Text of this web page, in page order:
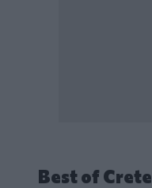
Best of Crete